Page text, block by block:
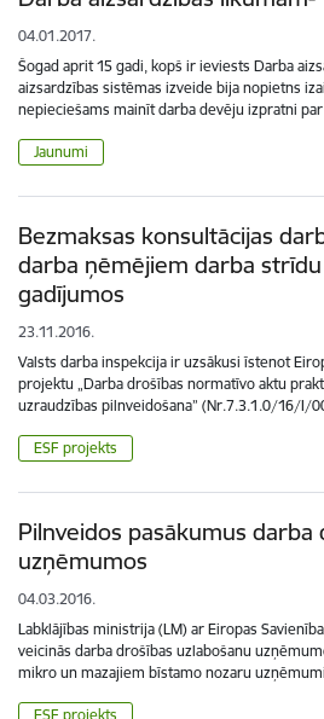
04.01.2017.
Šogad aprit 15 gadi, kopš ir ieviests Darba
aizsardzības sistēmas izveide bija nopietns
nepieciešams mainīt darba devēju izpratni
Jaunumi
Bezmaksas konsultācijas
darba ņēmējiem darba
gadījumos
23.11.2016.
Valsts darba inspekcija ir uzsākusi īstenot
projektu „Darba drošības normatīvo aktu
uzraudzības pilnveidošana” (Nr.7.3.1.0/16/I/
ESF projekts
Pilnveidos pasākumus darba
uzņēmumos
04.03.2016.
Labklājības ministrija (LM) ar Eiropas
veicinās darba drošības uzlabošanu
mikro un mazajiem bīstamo nozaru
ESF projekts